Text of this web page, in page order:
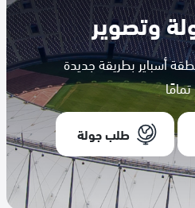
وتصوير
أسباير بطريقة جديدة
تمامًا
طلب جولة